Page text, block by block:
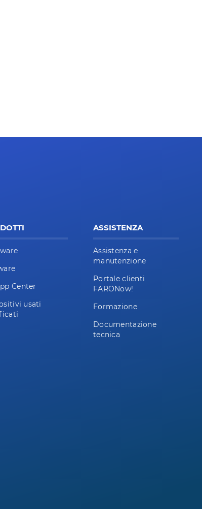
Center
usati
ASSISTENZA
Assistenza e
manutenzione
Portale clienti
FARONow!
Formazione
Documentazione
tecnica